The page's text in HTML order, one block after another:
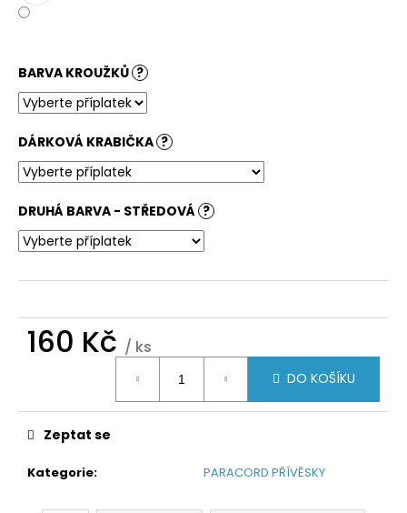
BARVA KROUŽKŮ ?
DÁRKOVÁ KRABIČKA ?
DRUHÁ BARVA - STŘEDOVÁ ?
160 Kč / ks
DO KOŠÍKU
Kategorie: PARACORD PŘÍVĚSKY
Zeptat se